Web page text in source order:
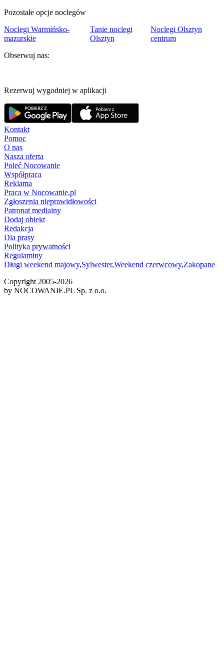
Pozostałe opcje noclegów
Noclegi Warmińsko-
mazurskie
Tanie noclegi
Olsztyn
Noclegi Olsztyn
centrum
Obserwuj nas:
Rezerwuj wygodniej w aplikacji
Kontakt
Pomoc
O nas
Nasza oferta
Poleć Nocowanie
Współpraca
Reklama
Praca w Nocowanie.pl
Zgłoszenia nieprawidłowości
Patronat medialny
Dodaj obiekt
Redakcja
Dla prasy
Polityka prywatności
Regulaminy
Długi weekend majowy,Sylwester,Weekend czerwcowy,Zakopane
Copyright 2005-2026
by NOCOWANIE.PL Sp. z o.o.